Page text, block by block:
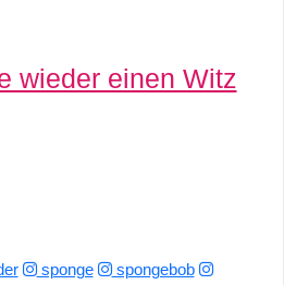
wieder einen Witz
sponge
spongebob